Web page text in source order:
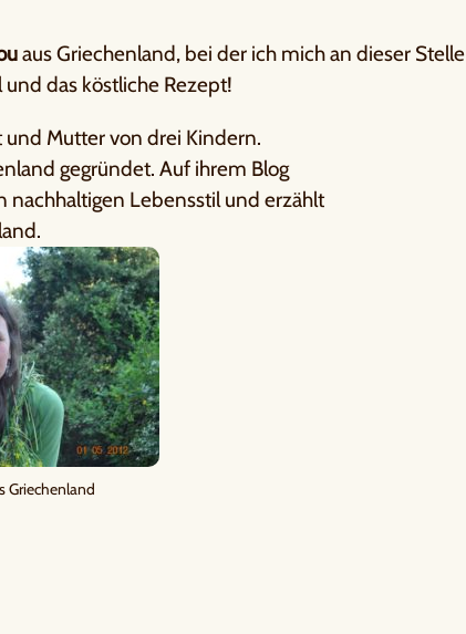
aus Griechenland, bei der ich mich an dieser Stelle
das köstliche Rezept!
und Mutter von drei Kindern.
gegründet. Auf ihrem Blog
nachhaltigen Lebensstil und erzählt
Griechenland